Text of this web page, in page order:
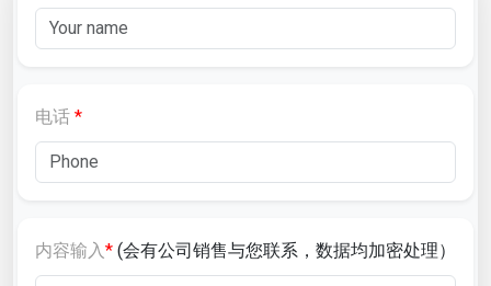
电话 *
内容输入* (会有公司销售与您联系，数据均加密处理）